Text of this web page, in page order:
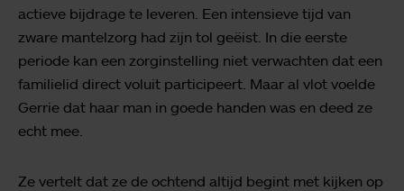
actieve bijdrage te leveren. Een intensieve tijd van
zware mantelzorg had zijn tol geëist. In die eerste
periode kan een zorginstelling niet verwachten dat een
familielid direct voluit participeert. Maar al vlot voelde
Gerrie dat haar man in goede handen was en deed ze
echt mee.
Ze vertelt dat ze de ochtend altijd begint met kijken op